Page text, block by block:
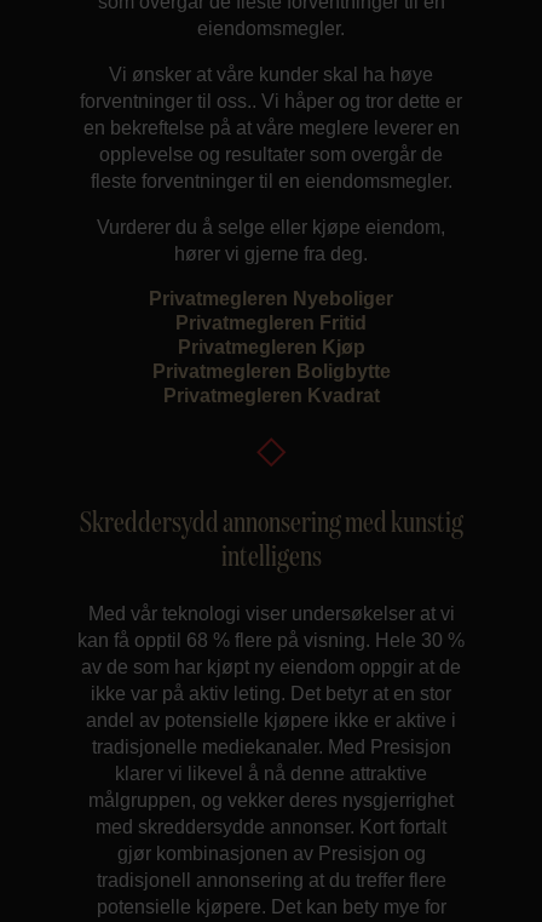
eiendomsmegler.
Vi ønsker at våre kunder skal ha høye
forventninger til oss.. Vi håper og tror dette er
en bekreftelse på at våre meglere leverer en
opplevelse og resultater som overgår de
fleste forventninger til en eiendomsmegler.
Vurderer du å selge eller kjøpe eiendom,
hører vi gjerne fra deg.
Privatmegleren Nyeboliger
Privatmegleren Fritid
Privatmegleren Kjøp
Privatmegleren Boligbytte
Privatmegleren Kvadrat
Skreddersydd annonsering med kunstig
intelligens
Med vår teknologi viser undersøkelser at vi
kan få opptil 68 % flere på visning. Hele 30 %
av de som har kjøpt ny eiendom oppgir at de
ikke var på aktiv leting. Det betyr at en stor
andel av potensielle kjøpere ikke er aktive i
tradisjonelle mediekanaler. Med Presisjon
klarer vi likevel å nå denne attraktive
målgruppen, og vekker deres nysgjerrighet
med skreddersydde annonser. Kort fortalt
gjør kombinasjonen av Presisjon og
tradisjonell annonsering at du treffer flere
potensielle kjøpere. Det kan bety mye for